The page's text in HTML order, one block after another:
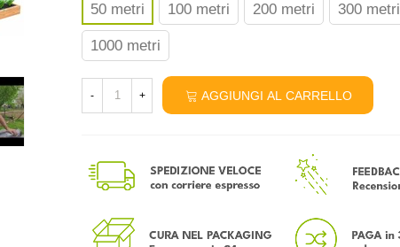
50 metri
100 metri 200 metri 300 metri
1000 metri
- + AGGIUNGI AL CARRELLO